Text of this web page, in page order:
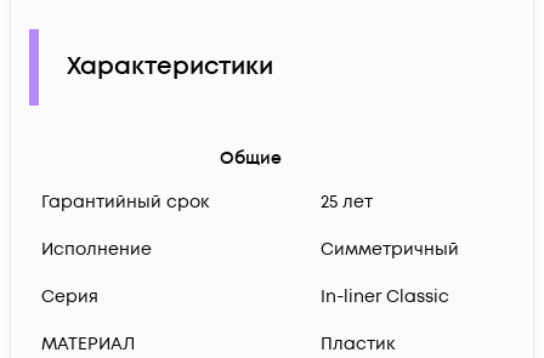
Характеристики
Общие
Гарантийный срок
25 лет
Исполнение Симметричный
Серия In-liner Classic
МАТЕРИАЛ Пластик